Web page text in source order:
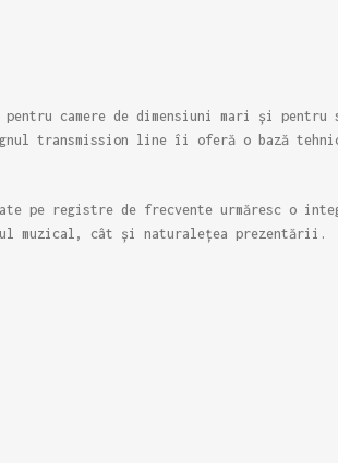
camere de dimensiuni mari și
transmission line îi oferă o bază
pe registre de frecvente urmăresc o
muzical, cât și naturalețea prezentării.